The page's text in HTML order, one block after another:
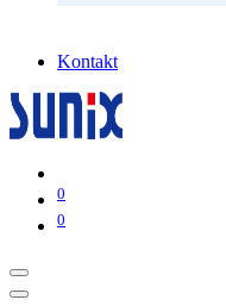
Kontakt
0
0